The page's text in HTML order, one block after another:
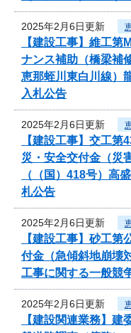
2025年2月6日更新
【建設工事】維工
ナンス補助（橋梁補
恵那蛭川東白川線）
入札公告
2025年2月6日更新
【建設工事】交工
災・安全交付金（災
（（国）418号）高
札公告
2025年2月6日更新
【建設工事】砂工
付金（急傾斜地崩壊
工事に関する一般競
2025年2月6日更新
【建設関連業務】